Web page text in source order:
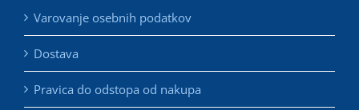
Varovanje osebnih podatkov
Dostava
Pravica do odstopa od nakupa